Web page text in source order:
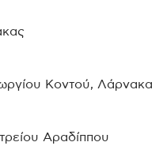
Κοντού, Λάρνακα
Αραδίππου